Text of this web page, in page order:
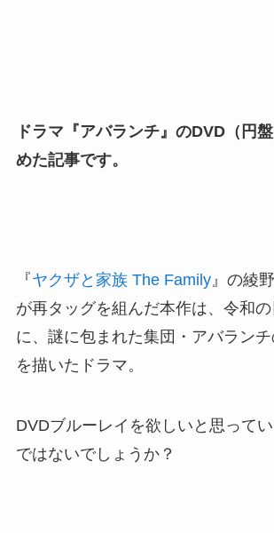
ドラマ 『アバランチ』のDVD（円
めた記事です。
『ヤクザと家族 The Family』の綾
が再タッグを組んだ本作は、令和
に、謎に包まれた集団・アバラン
を描いたドラマ。
DVDブルーレイを欲しいと思って
ではないでしょうか？